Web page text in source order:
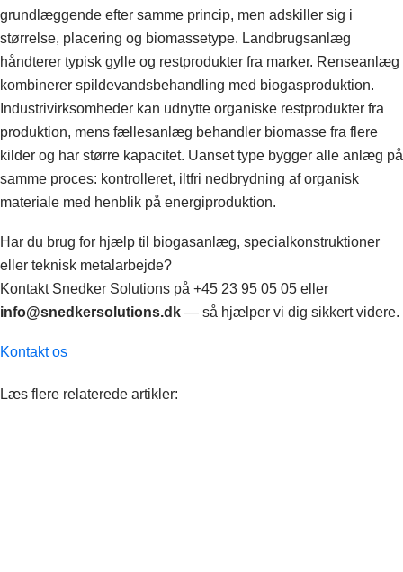
grundlæggende efter samme princip, men adskiller sig i
størrelse, placering og biomassetype. Landbrugsanlæg
håndterer typisk gylle og restprodukter fra marker. Renseanlæg
kombinerer spildevandsbehandling med biogasproduktion.
Industrivirksomheder kan udnytte organiske restprodukter fra
produktion, mens fællesanlæg behandler biomasse fra flere
kilder og har større kapacitet. Uanset type bygger alle anlæg på
samme proces: kontrolleret, iltfri nedbrydning af organisk
materiale med henblik på energiproduktion.
Har du brug for hjælp til biogasanlæg, specialkonstruktioner
eller teknisk metalarbejde?
Kontakt Snedker Solutions på +45 23 95 05 05 eller
info@snedkersolutions.dk — så hjælper vi dig sikkert videre.
Kontakt os
Læs flere relaterede artikler: